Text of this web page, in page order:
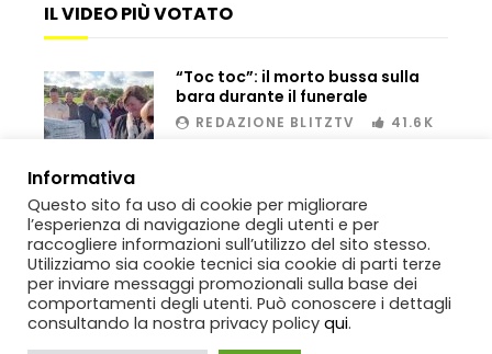
viadotto
scotch a un albero
Tentano di salvarla dalla seggiovia, ma
il piano fallisce
IL VIDEO PIÙ VOTATO
00:02
“Toc toc”: il morto bussa sulla
bara durante il funerale
REDAZIONE BLITZTV 41.6K
Informativa
Questo sito fa uso di cookie per migliorare
l’esperienza di navigazione degli utenti e per
raccogliere informazioni sull’utilizzo del sito stesso.
Utilizziamo sia cookie tecnici sia cookie di parti terze
per inviare messaggi promozionali sulla base dei
comportamenti degli utenti. Può conoscere i dettagli
consultando la nostra privacy policy qui.